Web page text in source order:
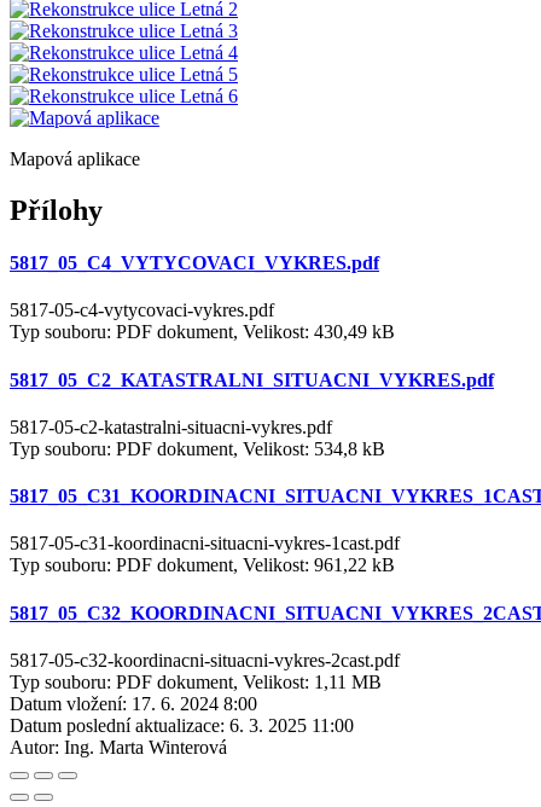
Mapová aplikace
Přílohy
5817_05_C4_VYTYCOVACI_VYKRES.pdf
5817-05-c4-vytycovaci-vykres.pdf
Typ souboru: PDF dokument, Velikost: 430,49 kB
5817_05_C2_KATASTRALNI_SITUACNI_VYKRES.pdf
5817-05-c2-katastralni-situacni-vykres.pdf
Typ souboru: PDF dokument, Velikost: 534,8 kB
5817-05-c31-koordinacni-situacni-vykres-1cast.pdf
Typ souboru: PDF dokument, Velikost: 961,22 kB
5817-05-c32-koordinacni-situacni-vykres-2cast.pdf
Typ souboru: PDF dokument, Velikost: 1,11 MB
Datum vložení: 17. 6. 2024 8:00
Datum poslední aktualizace: 6. 3. 2025 11:00
Autor: Ing. Marta Winterová